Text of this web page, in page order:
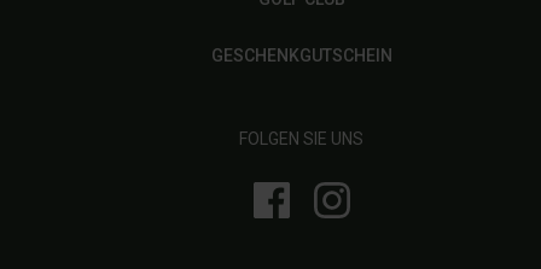
GESCHENKGUTSCHEIN
FOLGEN SIE UNS